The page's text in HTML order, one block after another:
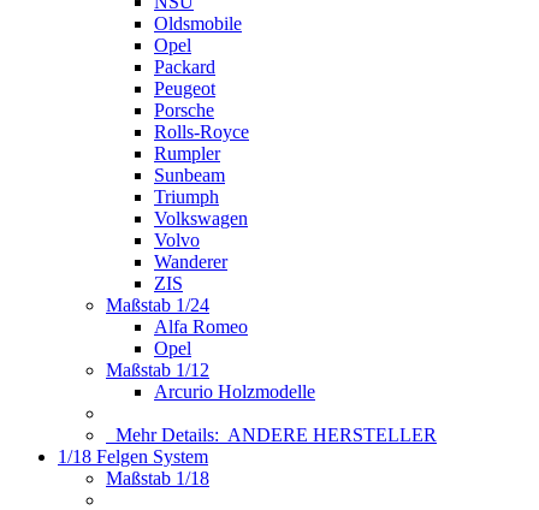
Oldsmobile
Opel
Packard
Peugeot
Porsche
Rolls-Royce
Rumpler
Sunbeam
Triumph
Volkswagen
Volvo
Wanderer
ZIS
Maßstab 1/24
Alfa Romeo
Opel
Maßstab 1/12
Arcurio Holzmodelle
Mehr Details: ANDERE HERSTELLER
1/18 Felgen System
Maßstab 1/18